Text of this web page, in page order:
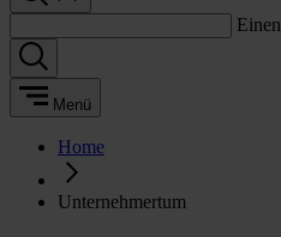
Menü
Home
Unternehmertum